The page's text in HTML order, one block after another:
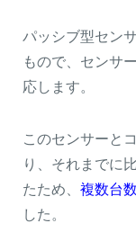
パッシブ型セン
もので、センサ
応します。
このセンサーと
り、それまでに
たため、 複数台
した。